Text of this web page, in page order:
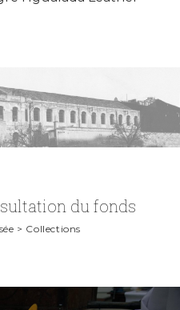
du fonds
> Collections